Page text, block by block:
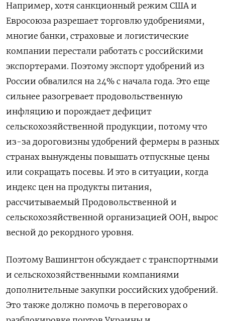
Например, хотя санкционный режим США и
Евросоюза разрешает торговлю удобрениями,
многие банки, страховые и логистические
компании перестали работать с российскими
экспортерами. Поэтому экспорт удобрений из
России обвалился на 24% с начала года. Это еще
сильнее разогревает продовольственную
инфляцию и порождает дефицит
сельскохозяйственной продукции, потому что
из-за дороговизны удобрений фермеры в разных
странах вынуждены повышать отпускные цены
или сокращать посевы. И это в ситуации, когда
индекс цен на продукты питания,
рассчитываемый Продовольственной и
сельскохозяйственной организацией ООН, вырос
весной до рекордного уровня.
Поэтому Вашингтон обсуждает с транспортными
и сельскохозяйственными компаниями
дополнительные закупки российских удобрений.
Это также должно помочь в переговорах о